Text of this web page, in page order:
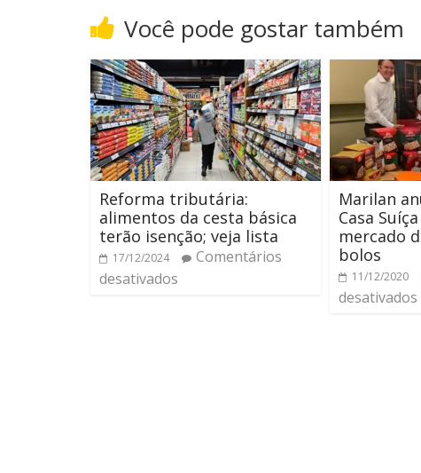
Você pode gostar também
Reforma tributária:
alimentos da cesta básica
terão isenção; veja lista
17/12/2024
Comentários
desativados
Marilan
Casa
mercado
bolos
11/12/2020
desativados